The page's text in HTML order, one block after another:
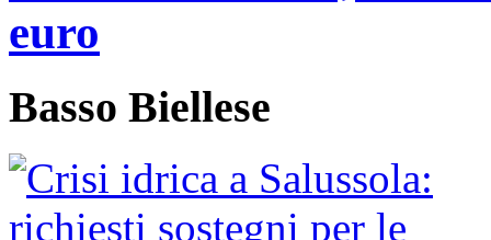
euro
Basso Biellese